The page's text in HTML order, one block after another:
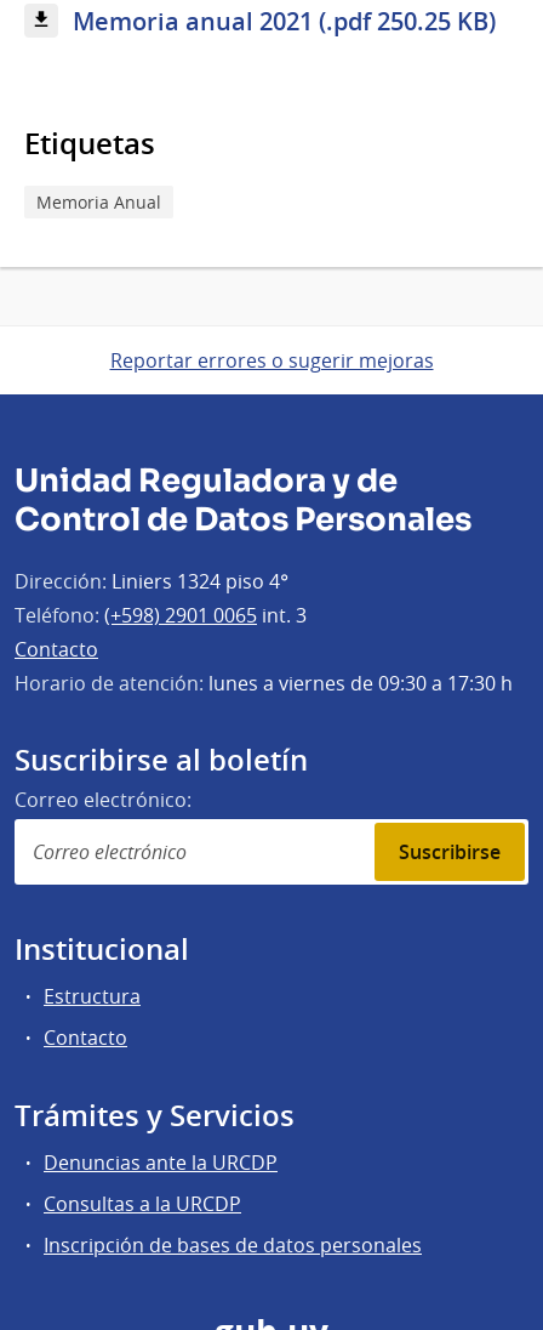
Memoria anual 2021 (.pdf 250.25 KB)
Etiquetas
Memoria Anual
Reportar errores o sugerir mejoras
Unidad Reguladora y de
Control de Datos Personales
Dirección: Liniers 1324 piso 4°
Teléfono: (+598) 2901 0065 int. 3
Contacto
Horario de atención: lunes a viernes de 09:30 a 17:30 h
Suscribirse al boletín
Correo electrónico:
Suscribirse
Institucional
Estructura
Contacto
Trámites y Servicios
Denuncias ante la URCDP
Consultas a la URCDP
Inscripción de bases de datos personales